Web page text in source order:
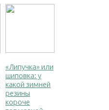
«Липучка» или
шиповка: у
какой зимней
резины
короче